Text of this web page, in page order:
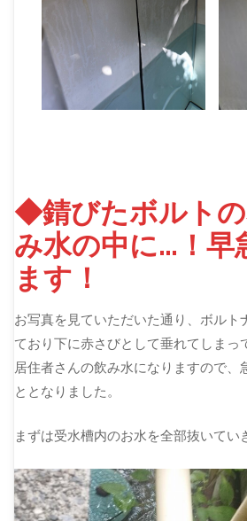
◆錆びたボルト
み水の中に…！早
ます！
お写真を見ていただいた通り、ボルト
ており下に赤さびとして垂れてしまっ
居住者さんの飲み水になりますので、
ととなりました。
まずは受水槽内のお水を全部抜いてい